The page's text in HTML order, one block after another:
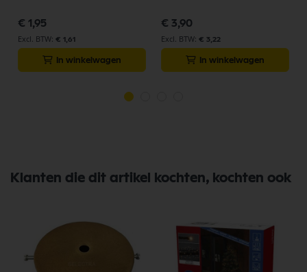
€ 1,95
€ 1,61
In winkelwagen
€ 3,90
€ 3,22
In winkelwagen
Klanten die dit artikel kochten, kochten ook